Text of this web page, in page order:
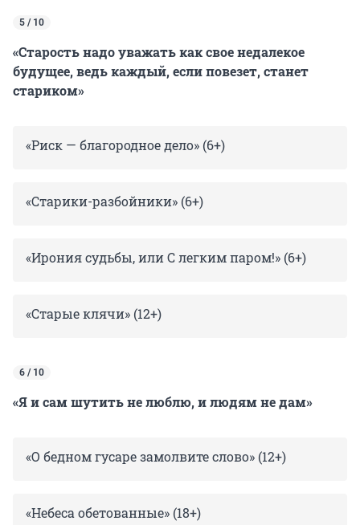
5 / 10
«Старость надо уважать как свое недалекое
будущее, ведь каждый, если повезет, станет
стариком»
«Риск — благородное дело» (6+)
«Старики-разбойники» (6+)
«Ирония судьбы, или С легким паром!» (6+)
«Старые клячи» (12+)
6 / 10
«Я и сам шутить не люблю, и людям не дам»
«О бедном гусаре замолвите слово» (12+)
«Небеса обетованные» (18+)